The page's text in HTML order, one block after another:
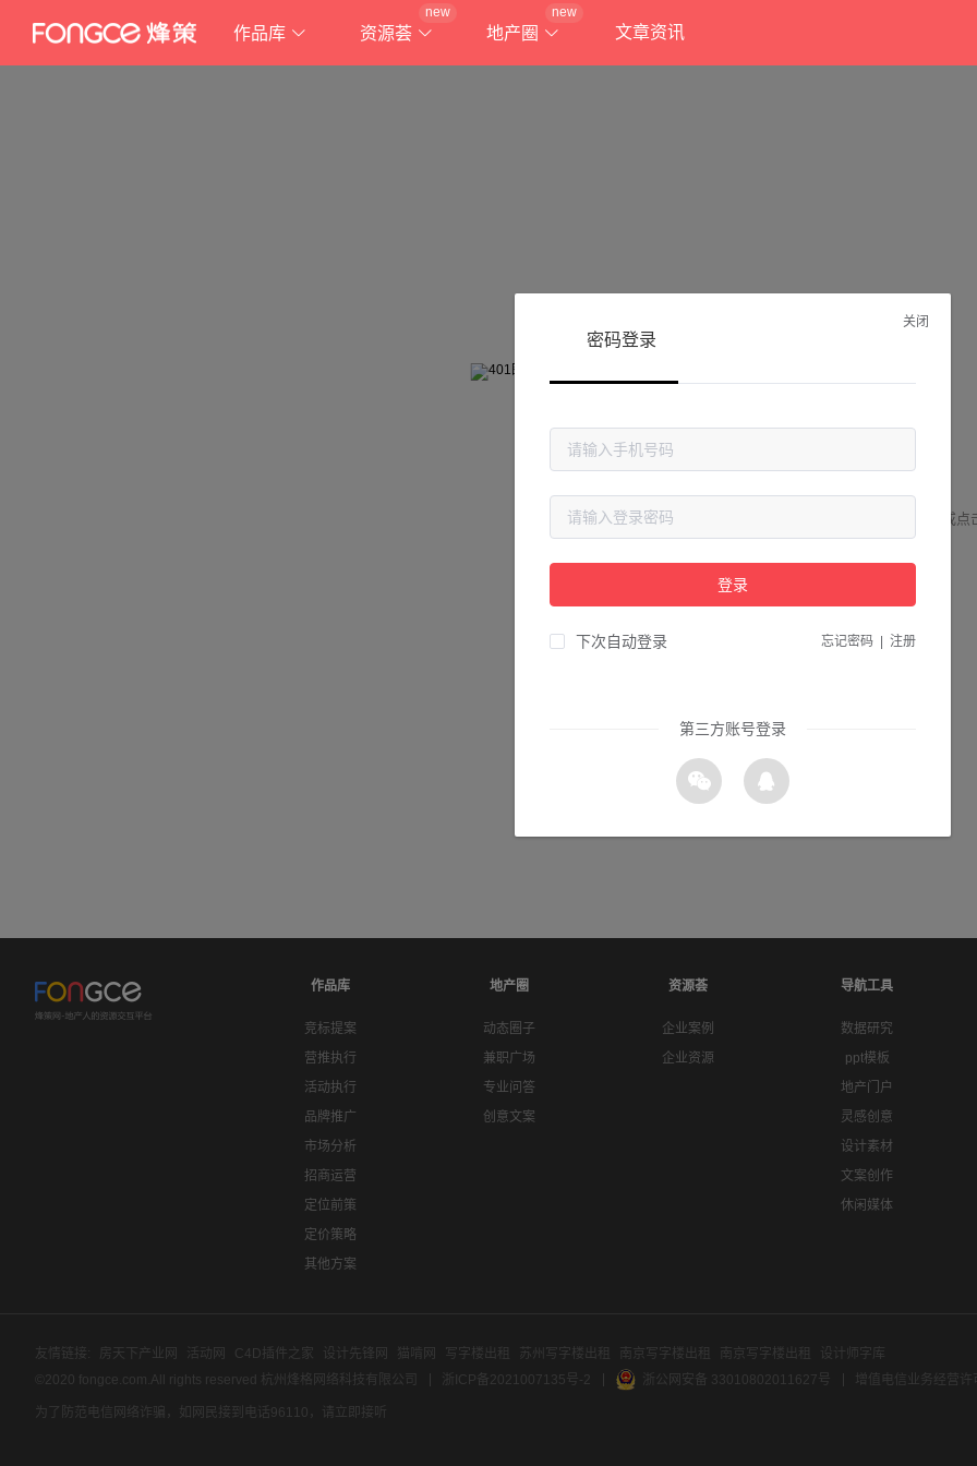
作品库 资源荟
new
地产圈
new
文章资讯
抱歉!
请检查您输入的网址是否正确，或点
作品库
竞标提案
营推执行
活动执行
品牌推广
市场分析
招商运营
定位前策
定价策略
其他方案
地产圈
动态圈子
兼职广场
专业问答
创意文案
资源荟
企业案例
企业资源
导航工具
数据研究
ppt模板
地产门户
灵感创意
设计素材
文案创作
休闲媒体
友情链接: 房天下产业网 活动网 C4D插件之家 设计先锋网 猫啃网 写字楼出租 苏州写字楼出租 南京写字楼出租 南京写字楼出租
设计师字库
©2020 fongce.com.All rights reserved 杭州烽格网络科技有限公司
浙ICP备2021007135号-2 浙公网安备 33010802011627号 增值电信业务经营
为了防范电信网络诈骗，如网民接到电话96110，请立即接听
关闭
密码登录
登录
下次自动登录 忘记密码 注册
第三方账号登录